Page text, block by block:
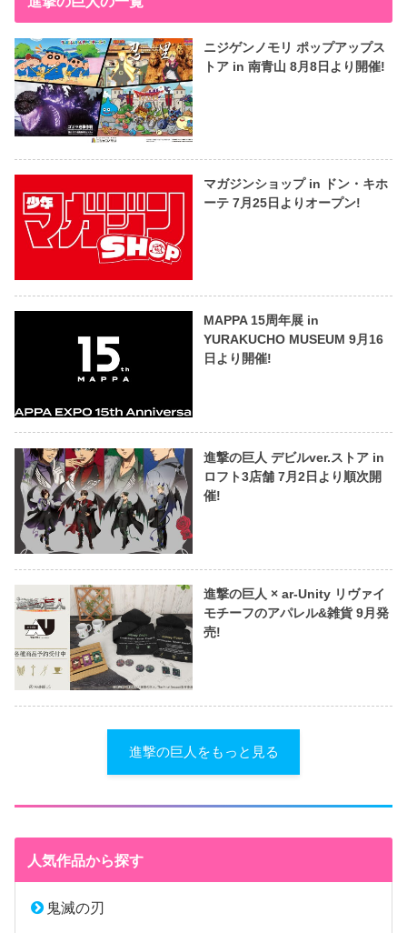
ニジゲンノモリ ポップアップス
トア in 南青山 8月8日より開催!
マガジンショップ in ドン・キホ
ーテ 7月25日よりオープン!
MAPPA 15周年展 in
YURAKUCHO MUSEUM 9月16
日より開催!
進撃の巨人 デビルver.ストア in
ロフト3店舗 7月2日より順次開
催!
進撃の巨人 × ar-Unity リヴァイ
モチーフのアパレル&雑貨 9月発
売!
進撃の巨人をもっと見る
人気作品から探す
鬼滅の刃